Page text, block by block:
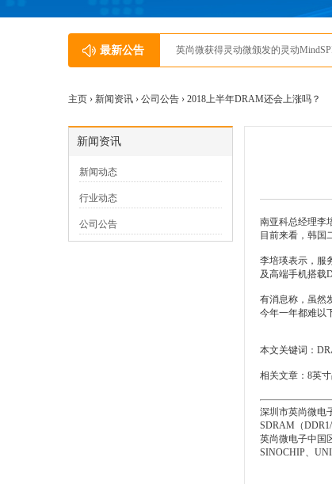
最新公告 英尚微获得灵动微颁发的灵动
主页 › 新闻资讯 › 公司公告 › 2018上半年DRAM还会上涨吗？
新闻资讯
新闻动态
行业动态
公司公告
南亚科总经理李
目前来看，韩国
李培瑛表示，服
及高端手机搭载
有消息称，虽然
今年一年都难以
本文关键词：
相关文章： 8英
深圳市英尚微电
SDRAM（
英尚微电子中国
SINOCHIP、